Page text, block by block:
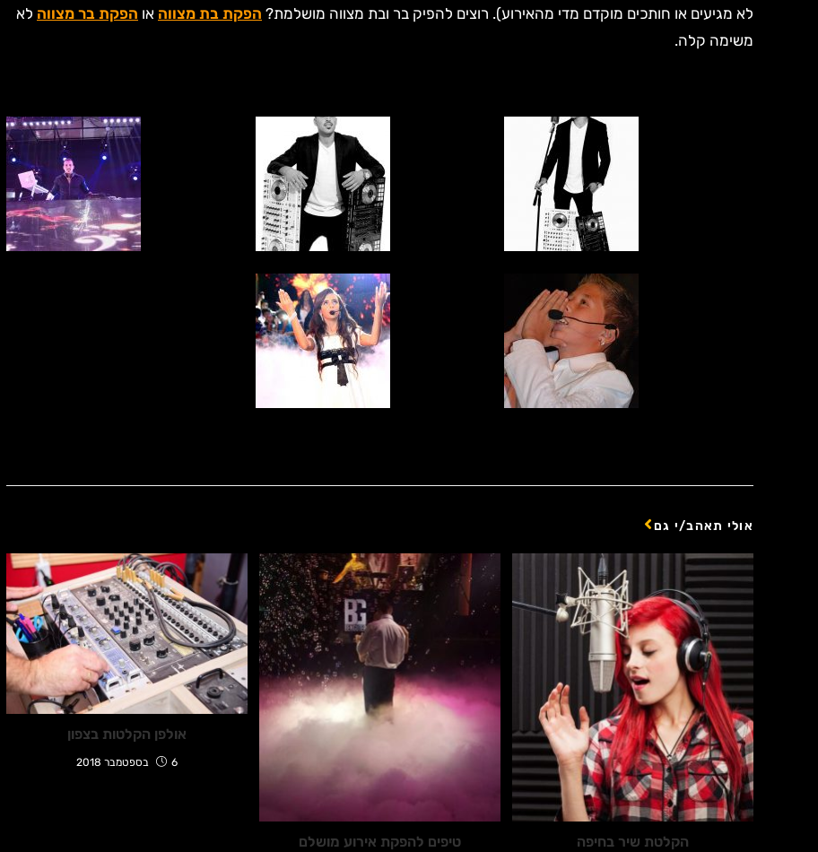
לא מגיעים או חותכים מוקדם מדי מהאירוע). רוצים להפיק בר ובת מצווה מושלמת? הפקת בת מצווה או הפקת בר מצווה לא
משימה קלה.
אולי תאהב/י גם
אולפן הקלטות בצפון
6 בספטמבר 2018
טיפים להפקת אירוע מושלם הקלטת שיר בחיפה